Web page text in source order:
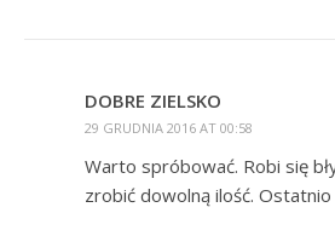
DOBRE ZIELSKO
29 GRUDNIA 2016 AT 00:58
Warto spróbować. Robi się
zrobić dowolną ilość. Ostatnio